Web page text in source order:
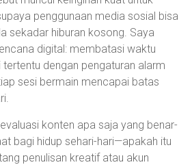
penggunaan media sosial bisa
sekadar hiburan kosong. Saya
digital: membatasi waktu
dengan pengaturan alarm
sesi bermain mencapai batas
konten apa saja yang benar-
bagi hidup sehari-hari—apakah itu
penulisan kreatif atau akun